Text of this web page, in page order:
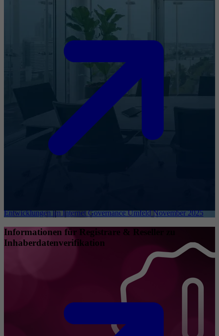
Entwicklungen im Internet Governance Umfeld November 2025
Informationen für Registrare & Reseller zu
Inhaberdatenverifikation